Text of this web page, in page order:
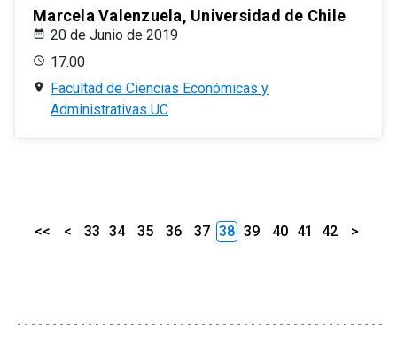
Marcela Valenzuela, Universidad de Chile
20 de Junio de 2019
17:00
Facultad de Ciencias Económicas y
Administrativas UC
<< < 33 34 35 36 37 38 39 40 41 42 >